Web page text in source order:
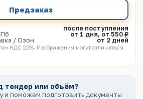
Предзаказ
после поступления
от 1 дня, от 550 ₽
/ Озон
от 2 дней
НДС 22%. Изображения могут отличаться
тендер или объём?
и поможем подготовить документы